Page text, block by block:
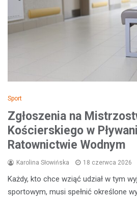
Sport
Zgłoszenia na
Kościerskiego w
Ratownictwie Wodnym
Karolina Słowińska 18 czerwca 2026
Każdy, kto chce wziąć udział w tym
sportowym, musi spełnić określone